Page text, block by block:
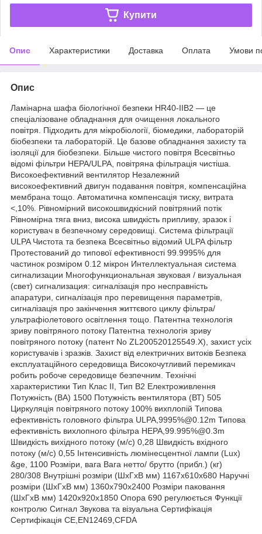
Купити
Опис Характеристики Доставка Оплата Умови
Опис
Ламінарна шафа біологічної безпеки HR40-IIB2 — це
спеціалізоване обладнання для очищення локального
повітря. Підходить для мікробіології, біомедики, лабораторій
біобезпеки та лабораторій. Це базове обладнання захисту та
ізоляції для біобезпеки. Більше чистого повітря Всесвітньо
відомі фільтри HEPA/ULPA, повітряна фільтрація чистіша.
Високоефективний вентилятор Незалежний
високоефективний двигун подавання повітря, компенсаційна
мембрана тощо. Автоматична компенсація тиску, витрата
<,10%. Рівномірний високошвидкісний повітряний потік
Рівномірна тяга вниз, висока швидкість припливу, зразок і
користувач в безпечному середовищі. Система фільтрації
ULPA Чистота та безпека Всесвітньо відомий ULPA фільтр
Протестований до типової ефективності 99.9995% для
частинок розміром 0.12 мікрон Интеллектуальная система
сигнализации Многофункциональная звуковая / визуальная
(свет) сигнализация: сигналізація про несправність
апаратури, сигналізація про перевищення параметрів,
сигналізація про закінчення життєвого циклу фільтра/
ультрафіолетового освітлення тощо. Патентна технологія
зриву повітряного потоку Патентна технологія зриву
повітряного потоку (патент No ZL200520125549.X), захист усіх
користувачів і зразків. Захист від електричних витоків Безпека
експлуатаційного середовища Високочутливий перемикач
робить робоче середовище безпечним. Технічні
характеристики Тип Клас II, Тип B2 Електроживлення
Потужність (BA) 1500 Потужність вентилятора (ВТ) 505
Циркуляція повітряного потоку 100% вихплопій Типова
ефективність головного фільтра ULPA,9995%@0.12m Типова
ефективність вихлопного фільтра HEPA,99.995%@0.3m
Швидкість вихідного потоку (м/с) 0,28 Швидкість вхідного
потоку (м/с) 0,55 Інтенсивність люмінесцентної лампи (Lux)
&ge, 1100 Розміри, вага Вага нетто/ брутто (прибл.) (кг)
280/308 Внутрішні розміри (ШхГхВ мм) 1167х610х680 Наручні
розміри (ШхГхВ мм) 1360х790х2400 Розміри паковання
(ШхГхВ мм) 1420х920х1850 Опора 690 регулюється Функції
контролю Сигнал Звукова та візуальна Сертифікація
Сертифікація CE,EN12469,CFDA